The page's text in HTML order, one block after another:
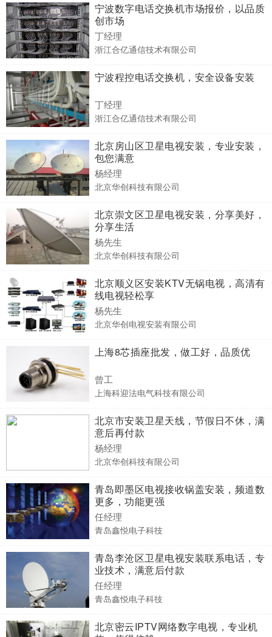
宁波数字电话交换机市场报价，以品质
创市场
丁经理
浙江合亿通信技术有限公司
宁波程控电话交换机，安全设备安装
丁经理
浙江合亿通信技术有限公司
北京房山区卫星电视安装，专业安装，
包您满意
杨经理
北京华创科技有限公司
北京崇文区卫星电视安装，分享美好，
分享生活
杨先生
北京华创科技有限公司
北京顺义区安装KTV无锅电视，高清有
线电视轻松享
杨先生
北京华创电视安装有限公司
上海8芯插座批发，做工好，品质优
曾工
上海科迎法电气科技有限公司
北京市安装卫星天线，节假日不休，满
意后再付款
杨经理
北京华创科技有限公司
青岛即墨区电视接收锅盖安装，频道数
更多，功能更强
任经理
青岛鑫悦电子科技
青岛李沧区卫星电视安装联系电话，专
业技术，满意后付款
任经理
青岛鑫悦电子科技
北京密云IPTV网络数字电视，专业机